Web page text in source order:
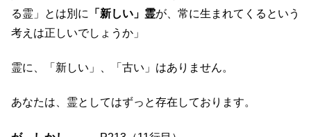
る霊」とは別に
「新しい」霊が、常に生まれてくるという
考えは正しいでしょうか」
霊に、「新しい」、「古い」はありません。
あなたは、霊としてはずっと存在しております。